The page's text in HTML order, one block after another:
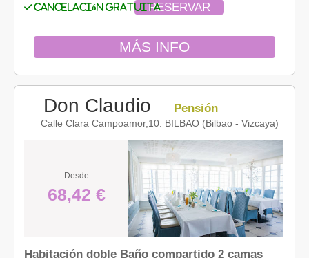
RESERVAR
Cancelación gratuita
MÁS INFO
Don Claudio Pensión
Calle Clara Campoamor,10. BILBAO (Bilbao - Vizcaya)
Desde
68,42 €
Habitación doble Baño compartido 2 camas